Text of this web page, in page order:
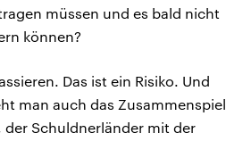
müssen und es bald nicht
können?
Das ist ein Risiko. Und
man auch das Zusammenspiel
der Schuldnerländer mit der